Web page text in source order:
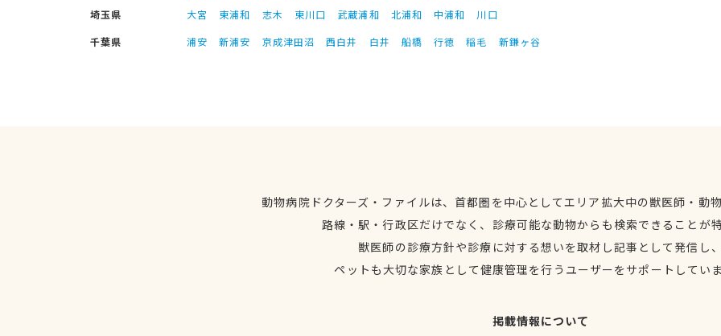
埼玉県
大宮 東浦和 志木 東川口 武蔵浦和 北浦和 中浦和
川口
千葉県
浦安 新浦安 京成津田沼 西白井 白井 船橋 行徳 稲毛 新鎌ヶ谷
動物病院ドクターズ・ファイルは、首都圏を中心としてエリア拡大中の獣医師・動
路線・駅・行政区だけでなく、診療可能な動物からも検索できることが
獣医師の診療方針や診療に対する想いを取材し記事として発信し
ペットも大切な家族として健康管理を行うユーザーをサポートしてい
掲載情報について